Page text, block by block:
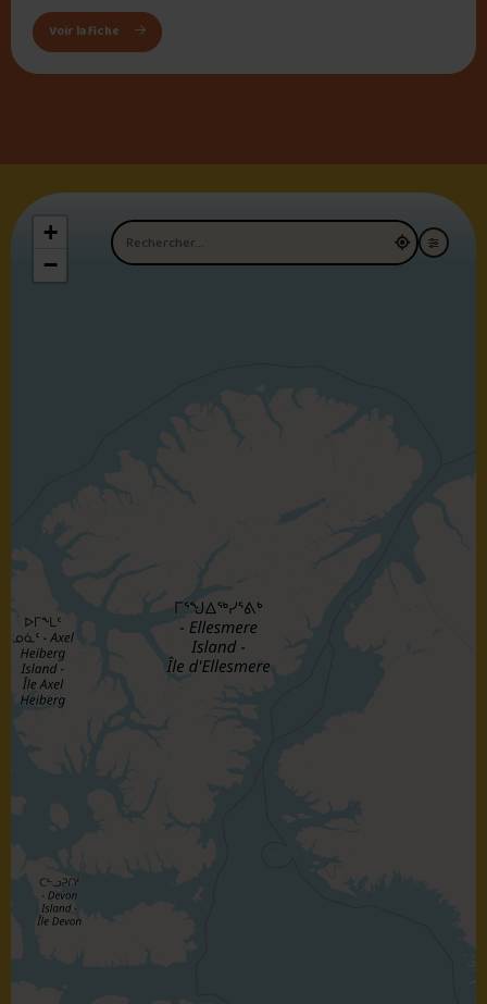
Voir la fiche : Halte-Bouffe
Nom du restaurant
+
−